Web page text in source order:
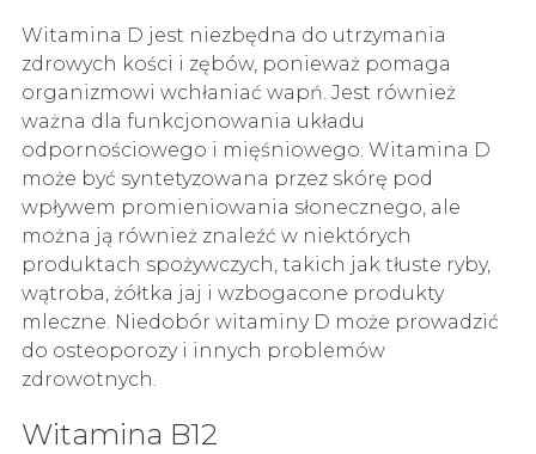
Witamina D jest niezbędna do utrzymania
zdrowych kości i zębów, ponieważ pomaga
organizmowi wchłaniać wapń. Jest również
ważna dla funkcjonowania układu
odpornościowego i mięśniowego. Witamina D
może być syntetyzowana przez skórę pod
wpływem promieniowania słonecznego, ale
można ją również znaleźć w niektórych
produktach spożywczych, takich jak tłuste ryby,
wątroba, żółtka jaj i wzbogacone produkty
mleczne. Niedobór witaminy D może prowadzić
do osteoporozy i innych problemów
zdrowotnych.
Witamina B12